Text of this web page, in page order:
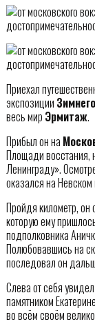
Приехал
экспозиции
весь мир Эрмитаж.
Прибыл он на
Площади восстания,
Ленинграду».
оказался на
Пройдя километр, он
которую ему
подполковника
Полюбовавшись на
последовал он
Слева от себя
памятником
во всём своём